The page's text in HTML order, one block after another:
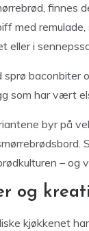
finnes
med
eller i
baconbiter
som har vært
byr på
– og
og
kjøkkenet